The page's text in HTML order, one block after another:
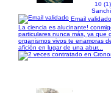
10 (1)
Email validado
La ciencia es alucinante!
particulares nunca más, ya que
organismos vivos te enamoras
afición en lugar de una abur...